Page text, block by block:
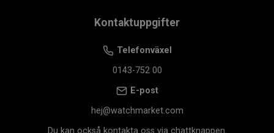
Kontaktuppgifter
Telefonväxel
0143-752 00
E-post
hej@watchmarket.com
Du kan också kontakta oss via chattknappen.